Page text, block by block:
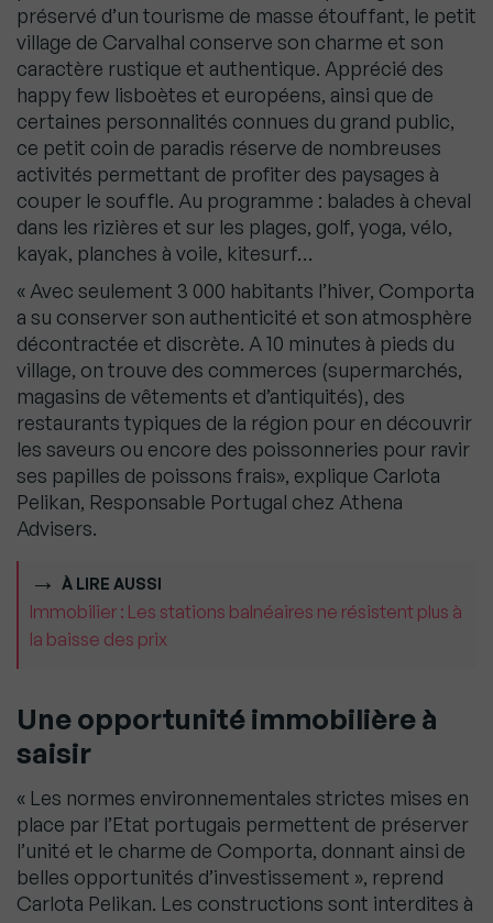
préservé d’un tourisme de masse étouffant, le petit
village de Carvalhal conserve son charme et son
caractère rustique et authentique. Apprécié des
happy few lisboètes et européens, ainsi que de
certaines personnalités connues du grand public,
ce petit coin de paradis réserve de nombreuses
activités permettant de profiter des paysages à
couper le souffle. Au programme : balades à cheval
dans les rizières et sur les plages, golf, yoga, vélo,
kayak, planches à voile, kitesurf…
« Avec seulement 3 000 habitants l’hiver, Comporta
a su conserver son authenticité et son atmosphère
décontractée et discrète. A 10 minutes à pieds du
village, on trouve des commerces (supermarchés,
magasins de vêtements et d’antiquités), des
restaurants typiques de la région pour en découvrir
les saveurs ou encore des poissonneries pour ravir
ses papilles de poissons frais», explique Carlota
Pelikan, Responsable Portugal chez Athena
Advisers.
À LIRE AUSSI
Immobilier : Les stations balnéaires ne résistent plus à
la baisse des prix
Une opportunité immobilière à
saisir
« Les normes environnementales strictes mises en
place par l’Etat portugais permettent de préserver
l’unité et le charme de Comporta, donnant ainsi de
belles opportunités d’investissement », reprend
Carlota Pelikan. Les constructions sont interdites à